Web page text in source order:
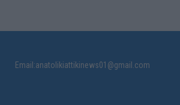
Email:anatolikiattikinews01@gmail.com